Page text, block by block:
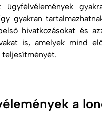
ügyfélvélemények
gyakran
hivatkozásokat és
is, amelyek mind
teljesítményét.
a